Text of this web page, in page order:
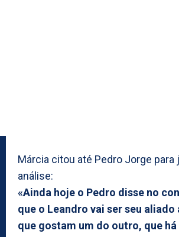
Márcia citou até Pedro Jorge para
análise:
«Ainda hoje o Pedro disse no
que o Leandro vai ser seu aliado
que gostam um do outro, que